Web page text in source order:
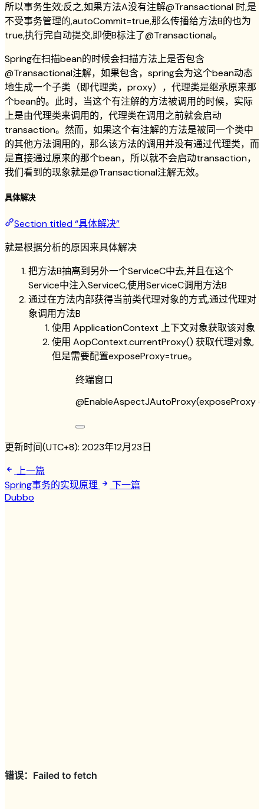
所以事务生效;反之,如果方法A没有注解@Transactional 时,是
不受事务管理的,autoCommit=true,那么传播给方法B的也为
true,执行完自动提交,即使B标注了@Transactional。
Spring在扫描bean的时候会扫描方法上是否包含
@Transactional注解，如果包含，spring会为这个bean动态
地生成一个子类（即代理类，proxy），代理类是继承原来那
个bean的。此时，当这个有注解的方法被调用的时候，实际
上是由代理类来调用的，代理类在调用之前就会启动
transaction。然而，如果这个有注解的方法是被同一个类中
的其他方法调用的，那么该方法的调用并没有通过代理类，而
是直接通过原来的那个bean，所以就不会启动transaction，
我们看到的现象就是@Transactional注解无效。
具体解决
Section titled “具体解决”
就是根据分析的原因来具体解决
把方法B抽离到另外一个ServiceC中去,并且在这个
Service中注入ServiceC,使用ServiceC调用方法B
通过在方法内部获得当前类代理对象的方式,通过代理对
象调用方法B
使用 ApplicationContext 上下文对象获取该对象
使用 AopContext.currentProxy() 获取代理对象,
但是需要配置exposeProxy=true。
终端窗口
@EnableAspectJAutoProxy(exposeProxy =
更新时间(UTC+8): 2023年12月23日
上一篇
Spring事务的实现原理
下一篇
Dubbo